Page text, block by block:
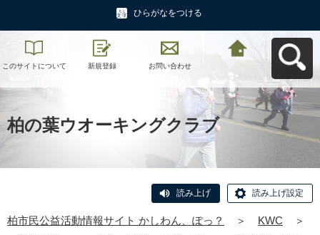
ひらがなをつける
このサイトについて 新規登録 お問い合わせ
サイト かしわん、ぽ
っ？へ戻る
柏の葉ウオーキングクラブ
読み上げ 読み上げ設定
柏市民公益活動情報サイト かしわん、ぽっ？ ＞ KWC
＞